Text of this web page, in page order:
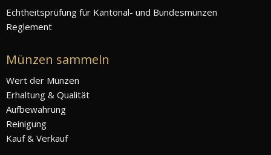
Echtheitsprüfung für Kantonal- und Bundesmünzen
Reglement
Münzen sammeln
Wert der Münzen
Erhaltung & Qualität
Aufbewahrung
Reinigung
Kauf & Verkauf